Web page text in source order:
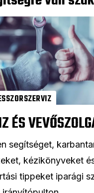
ÉS
segítséget,
kézikönyveket
tippeket iparági